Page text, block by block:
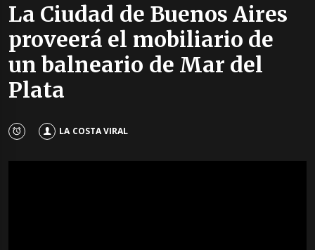
La Ciudad de Buenos Aires
proveerá el mobiliario de
un balneario de Mar del
Plata
LA COSTA VIRAL